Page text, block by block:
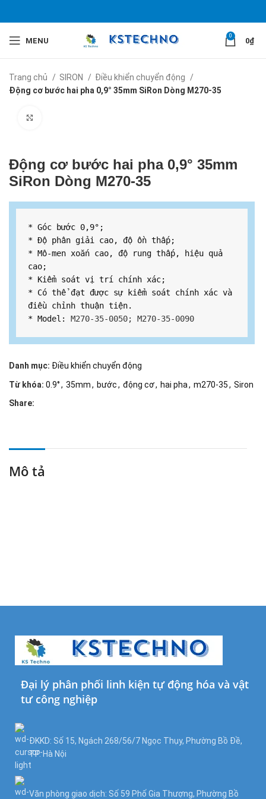
MENU
0
0₫
Trang chủ SIRON
Điều khiển chuyển động
Động cơ bước hai pha 0,9° 35mm SiRon Dòng M270-35
Động cơ bước hai pha 0,9° 35mm
SiRon Dòng M270-35
* Góc bước 0,9°;
* Độ phân giải cao, độ ồn thấp;
* Mô-men xoắn cao, độ rung thấp, hiệu quả
cao;
* Kiểm soát vị trí chính xác;
* Có thể đạt được sự kiểm soát chính xác và
điều chỉnh thuận tiện.
* Model: M270-35-0050; M270-35-0090
Danh mục: Điều khiển chuyển động
Từ khóa: 0.9°, 35mm, bước, động cơ, hai pha, m270-35, Siron
Share:
Mô tả
Đại lý phân phối linh kiện tự động hóa và vật
tư công nghiệp
ĐKKD: Số 15, Ngách 268/56/7 Ngọc Thụy, Phường Bồ Đề,
TP. Hà Nội
Văn phòng giao dịch: Số 59 Phố Gia Thượng, Phường Bồ